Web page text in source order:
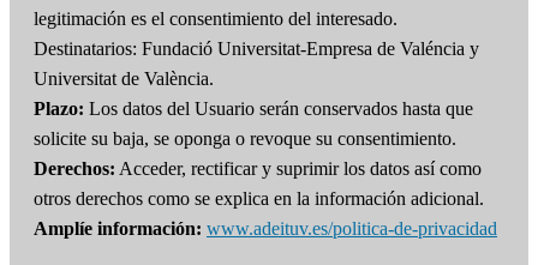
legitimación es el consentimiento del interesado.
Destinatarios: Fundació Universitat-Empresa de Valéncia y
Universitat de València.
Plazo: Los datos del Usuario serán conservados hasta que
solicite su baja, se oponga o revoque su consentimiento.
Derechos: Acceder, rectificar y suprimir los datos así como
otros derechos como se explica en la información adicional.
Amplíe información: www.adeituv.es/politica-de-privacidad